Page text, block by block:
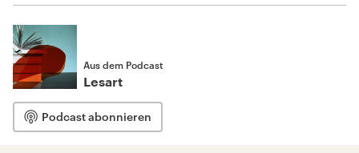
Aus dem Podcast
Lesart
Podcast abonnieren